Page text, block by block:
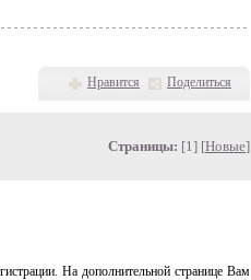
Нравится Поделиться
Страницы: [1] [Новые]
На дополнительной странице Вам